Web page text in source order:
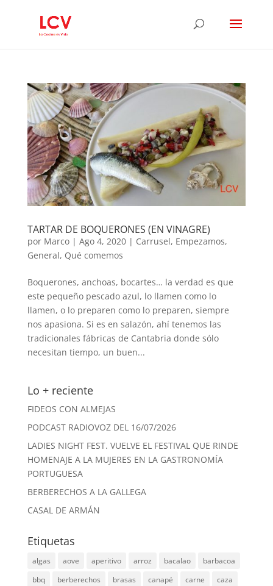
TARTAR DE BOQUERONES (EN VINAGRE)
por Marco| Ago 4, 2020| Carrusel, Empezamos,
General, Qué comemos
Boquerones, anchoas, bocartes… la verdad es que
este pequeño pescado azul, lo llamen como lo
llamen, o lo preparen como lo preparen, siempre
nos apasiona. Si es en salazón, ahí tenemos las
tradicionales fábricas de Cantabria donde sólo
necesitan tiempo, un buen...
Lo + reciente
FIDEOS CON ALMEJAS
PODCAST RADIOVOZ DEL 16/07/2026
LADIES NIGHT FEST. VUELVE EL FESTIVAL QUE RINDE
HOMENAJE A LA MUJERES EN LA GASTRONOMÍA
PORTUGUESA
BERBERECHOS A LA GALLEGA
CASAL DE ARMÁN
Etiquetas
algas aove aperitivo arroz bacalao
barbacoa
bbq
berberechos brasas canapé carne
caza